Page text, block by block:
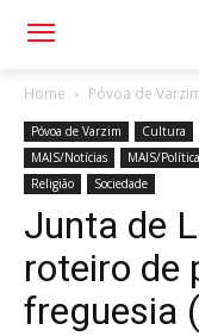
Home Póvoa de
Póvoa de Varzim Cultura
MAIS/Notícias
MAIS/Política
Religião
Sociedade
Junta de
roteiro de
freguesia